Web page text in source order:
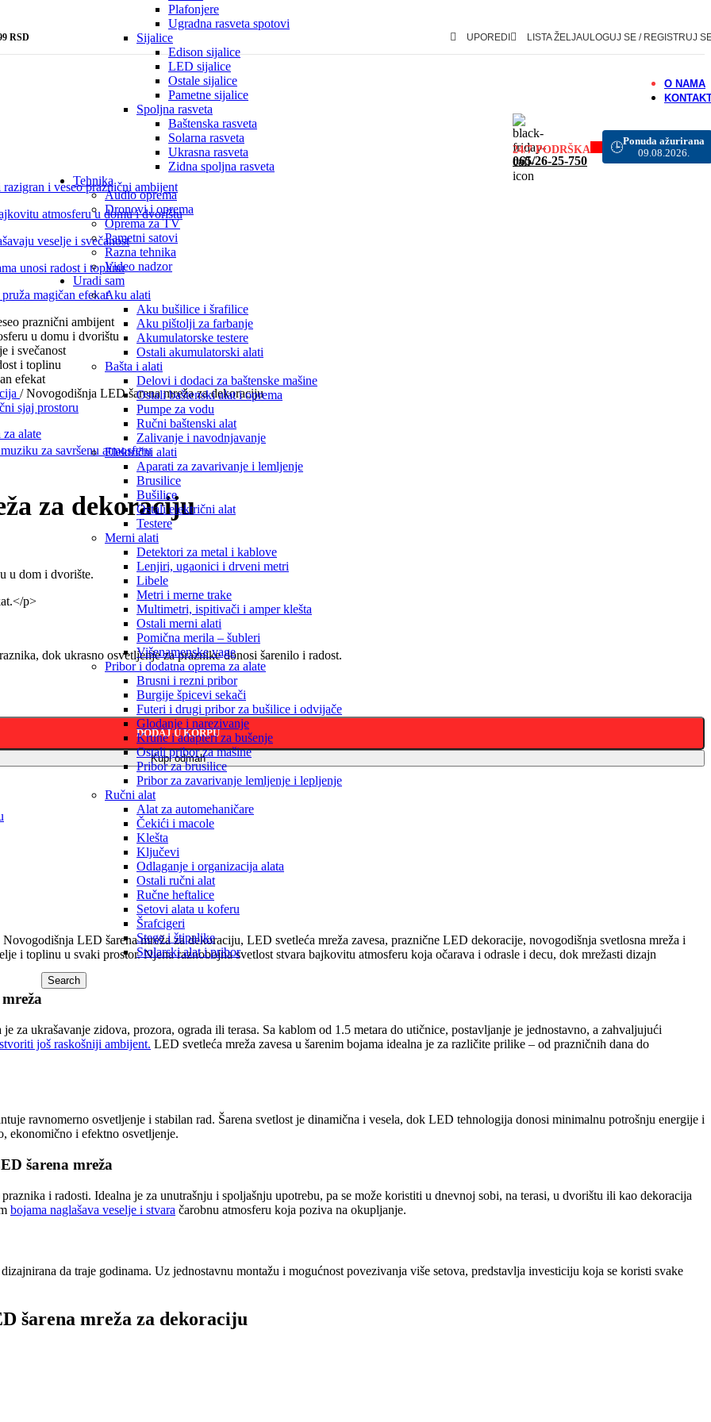
RSD UPOREDI LISTA ŽELJAULOGUJ SE / REGISTRUJ
O NAMA
alate
Plafonjere
Ugradna rasveta spotovi
Sijalice
Edison sijalice
LED sijalice
Ostale sijalice
Pametne sijalice
Spoljna rasveta
Baštenska rasveta
Solarna rasveta
Ukrasna rasveta
Zidna spoljna rasveta
Tehnika
Audio oprema
Dronovi i oprema
Oprema za TV
Pametni satovi
Razna tehnika
Video nadzor
Uradi sam
Aku alati
Aku bušilice i šrafilice
Aku pištolji za farbanje
Akumulatorske testere
Ostali akumulatorski alati
Bašta i alati
Delovi i dodaci za baštenske mašine
Ostali baštenski alat i oprema
Pumpe za vodu
Ručni baštenski alat
Zalivanje i navodnjavanje
Električni alati
Aparati za zavarivanje i lemljenje
Brusilice
Bušilice
Ostali električni alat
Testere
Merni alati
Detektori za metal i kablove
Lenjiri, ugaonici i drveni metri
Libele
Metri i merne trake
Multimetri, ispitivači i amper klešta
Ostali merni alati
Pomična merila – šubleri
Višenamenske vage
Pribor i dodatna oprema za alate
Brusni i rezni pribor
Burgije špicevi sekači
Futeri i drugi pribor za bušilice i odvijače
Glodanje i narezivanje
Krune i adapteri za bušenje
Ostali pribor za mašine
Pribor za brusilice
Pribor za zavarivanje lemljenje i lepljenje
Ručni alat
Alat za automehaničare
Čekići i macole
Klešta
Ključevi
Odlaganje i organizacija alata
Ostali ručni alat
Ručne heftalice
Setovi alata u koferu
Šrafcigeri
Stege i štipaljke
Stolarski alat i pribor
Search
24/7 PODRŠKA
065/26-25-750
🕒Ponuda ažurirana
09.08.2026.
/ Novogodišnja LED šarena mreža za dekoraciju
za dekoraciju
u dom i dvorište.
p>
dok ukrasno osvetljenje za praznike donosi šarenilo i radost.
DODAJ U KORPU
Kupi odmah
LED šarena mreža za dekoraciju, LED svetleća mreža zavesa, praznične LED dekoracije, novogodišnja svetlosna mreža i
i toplinu u svaki prostor. Njena raznobojna svetlost stvara bajkovitu atmosferu koja očarava i odrasle i decu, dok mrežasti dizajn
je za ukrašavanje zidova, prozora, ograda ili terasa. Sa kablom od 1.5 metara do utičnice, postavljanje je jednostavno, a zahvaljujući
još raskošniji ambijent. LED svetleća mreža zavesa u šarenim bojama idealna je za različite prilike – od prazničnih dana do
ravnomerno osvetljenje i stabilan rad. Šarena svetlost je dinamična i vesela, dok LED tehnologija donosi minimalnu potrošnju energije i
ekonomično i efektno osvetljenje.
šarena mreža
i radosti. Idealna je za unutrašnju i spoljašnju upotrebu, pa se može koristiti u dnevnoj sobi, na terasi, u dvorištu ili kao dekoracija
bojama naglašava veselje i stvara čarobnu atmosferu koja poziva na okupljanje.
da traje godinama. Uz jednostavnu montažu i mogućnost povezivanja više setova, predstavlja investiciju koja se koristi svake
šarena mreža za dekoraciju